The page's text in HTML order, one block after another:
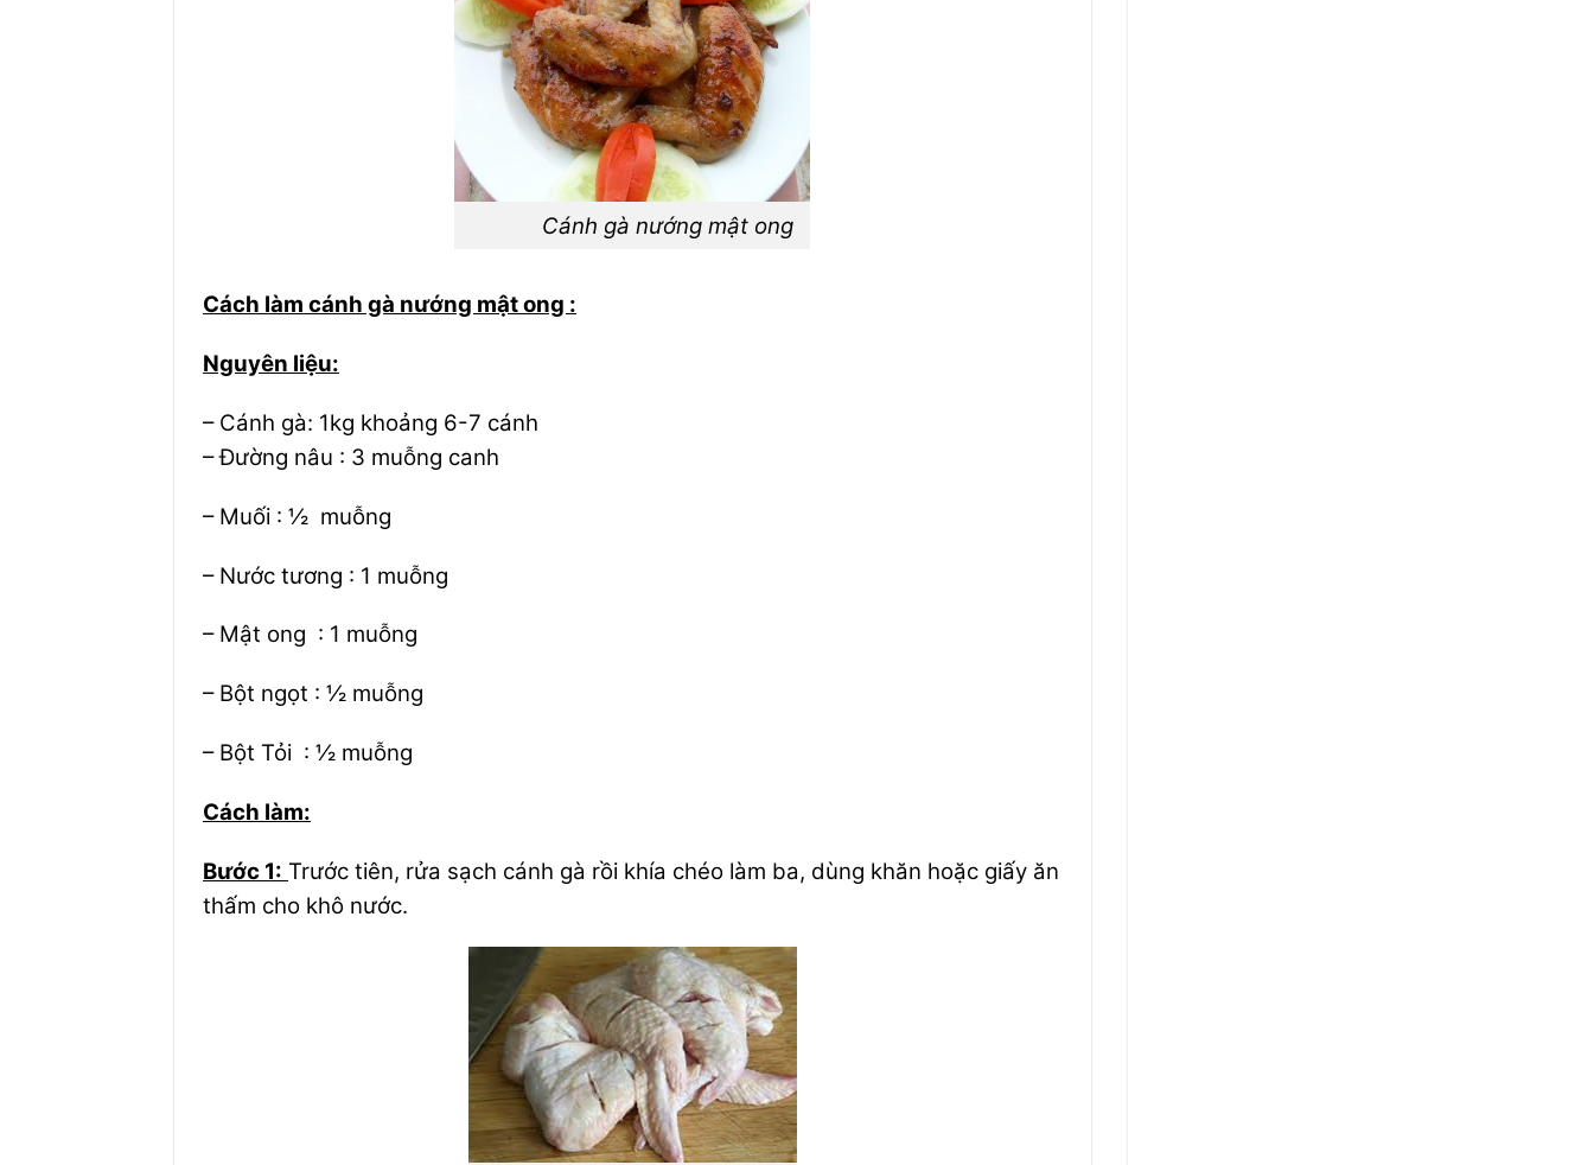
Cánh gà nướng mật ong
Cách làm cánh gà nướng mật ong :
Nguyên liệu:
– Cánh gà: 1kg khoảng 6-7 cánh
– Đường nâu : 3 muỗng canh
– Muối : ½ muỗng
– Nước tương : 1 muỗng
– Mật ong : 1 muỗng
– Bột ngọt : ½ muỗng
– Bột Tỏi : ½ muỗng
Cách làm:
Bước 1: Trước tiên, rửa sạch cánh gà rồi khía chéo làm ba, dùng khăn hoặc giấy ăn
thấm cho khô nước.